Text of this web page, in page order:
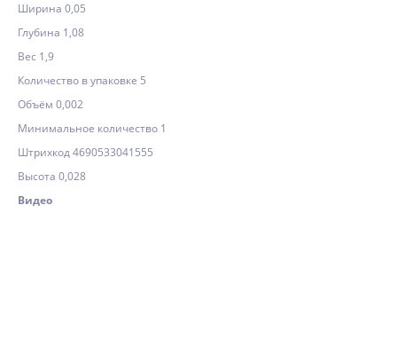
Ширина 0,05
Глубина 1,08
Вес 1,9
Количество в упаковке 5
Объём 0,002
Минимальное количество 1
Штрихкод 4690533041555
Высота 0,028
Видео